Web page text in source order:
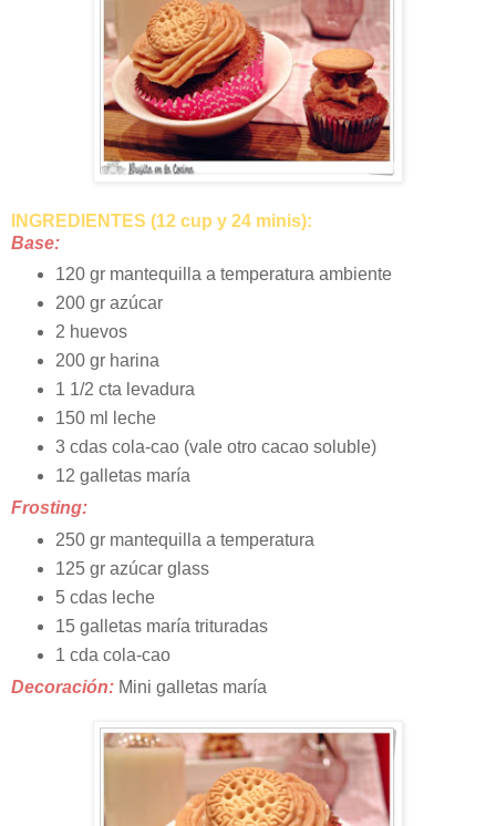
INGREDIENTES (12 cup y 24 minis):
Base:
120 gr mantequilla a temperatura ambiente
200 gr azúcar
2 huevos
200 gr harina
1 1/2 cta levadura
150 ml leche
3 cdas cola-cao (vale otro cacao soluble)
12 galletas maría
Frosting:
250 gr mantequilla a temperatura
125 gr azúcar glass
5 cdas leche
15 galletas maría trituradas
1 cda cola-cao
Decoración: Mini galletas maría